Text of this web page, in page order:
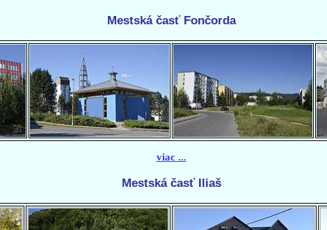
Mestská časť Fončorda
viac ...
Mestská časť Iliaš